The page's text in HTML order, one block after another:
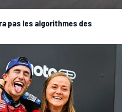
pas les algorithmes des